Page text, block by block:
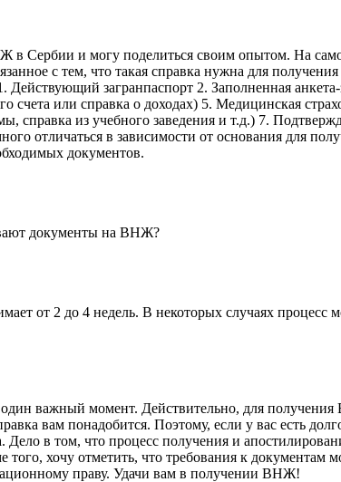
в Сербии и могу поделиться своим опытом. На
с тем, что такая справка нужна для
загранпаспорт 2. Заполненная анкета-
счета или справка о доходах) 5. Медицинская
справка из учебного заведения и т.д.) 7.
отличаться в зависимости от основания для
документов.
документы на ВНЖ?
от 2 до 4 недель. В некоторых случаях процесс
важный момент. Действительно, для
вам понадобится. Поэтому, если у вас есть
Дело в том, что процесс получения и
хочу отметить, что требования к документам
праву. Удачи вам в получении ВНЖ!